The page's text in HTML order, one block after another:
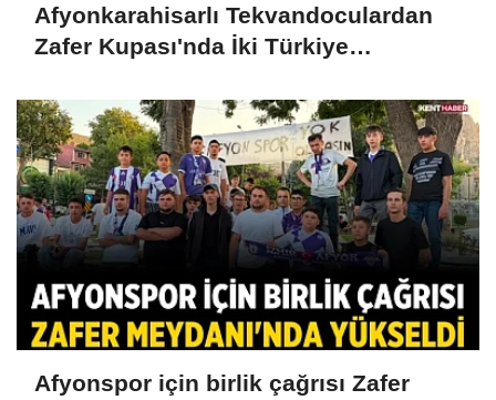
Afyonkarahisarlı Tekvandoculardan
Zafer Kupası'nda İki Türkiye
Afyonspor için birlik çağrısı Zafer